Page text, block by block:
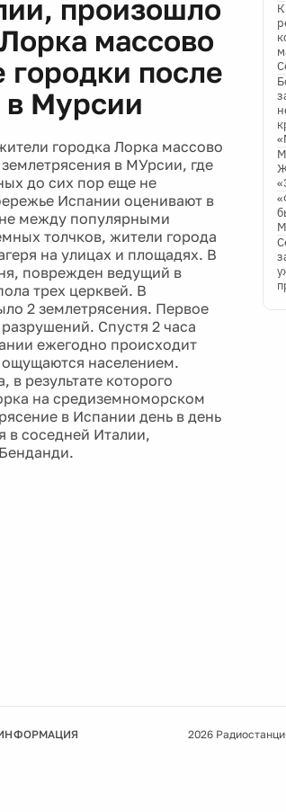
произошло
массово
городки после
в Мурсии
городка Лорка массово
в МУрсии, где
до сих пор еще не
Испании оценивают в
между популярными
толчков, жители города
на улицах и площадях. В
поврежден ведущий в
трех церквей. В
2 землетрясения. Первое
Спустя 2 часа
ежегодно происходит
ощущаются населением.
результате которого
на средиземноморском
в Испании день в день
в соседней Италии,
2026